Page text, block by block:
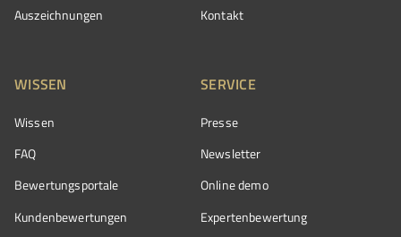
Auszeichnungen
Kontakt
WISSEN
Wissen
FAQ
Bewertungsportale
Kundenbewertungen
SERVICE
Presse
Newsletter
Online demo
Expertenbewertung